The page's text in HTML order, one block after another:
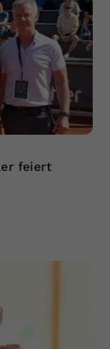
feiert